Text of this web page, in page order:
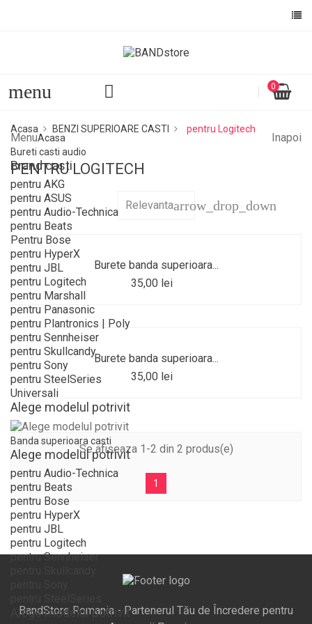
menu 0
Menu Inapoi
Acasa
Bureti casti audio
Brand casti
pentru AKG
pentru ASUS
pentru Audio-Technica
pentru Beats
Pentru Bose
pentru HyperX
pentru JBL
pentru Logitech
pentru Marshall
pentru Panasonic
pentru Plantronics | Poly
pentru Sennheiser
pentru Skullcandy
pentru Sony
pentru SteelSeries
Universali
Alege modelul potrivit
Banda superioara casti
Alege modelul potrivit
pentru Audio-Technica
pentru Beats
pentru Bose
pentru HyperX
pentru JBL
pentru Logitech
pentru Sennheiser
Alege modelul potrivit
Acasa BENZI SUPERIOARE CASTI pentru Logitech
PENTRU LOGITECH
Relevantaarrow_drop_down
Burete banda superioara...
35,00 lei
Burete banda superioara...
35,00 lei
Se afiseaza 1-2 din 2 produs(e)
1
BandStore Romania - Partenerul Tău de Încredere pentru